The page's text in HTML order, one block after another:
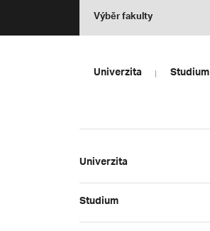
Výběr fakulty
Univerzita Studium
Univerzita
Studium